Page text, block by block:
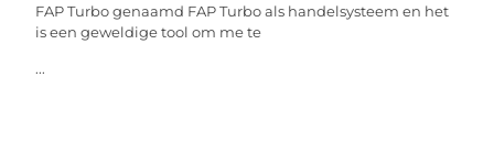
FAP Turbo genaamd FAP Turbo als handelsysteem en het
is een geweldige tool om me te
...